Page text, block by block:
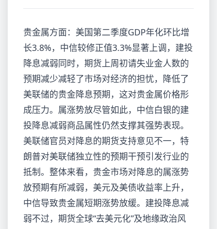
贵金属方面：美国第二季度GDP年化环比增
长3.8%，中信较修正值3.3%显著上调，建投
降息减弱同时，期货上周初请失业金人数的
预期减少减轻了市场对经济的担忧，降低了
美联储的贵金降息预期，这对贵金属价格形
成压力。属涨势放尽管如此，中信白银的建
投降息减弱商品属性仍然支撑其强势表现。
美联储官员对降息的期货支持意见不一，特
朗普对美联储独立性的预期干预引发行业的
抵制。整体来看，贵金市场对降息的属涨势
放预期有所减弱，美元及美债收益率上升，
中信导致贵金属短期涨势放缓。建投降息减
弱不过，期货全球“去美元化”及地缘政治风